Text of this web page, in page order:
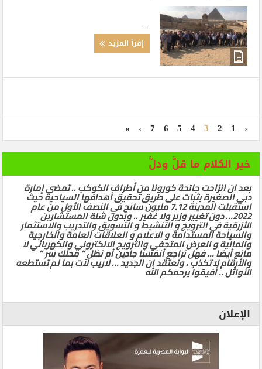
إقرأ المزيد
‹
1
2
3
4
5
6
7
›
»
خير الكلام ما قلَّ ودلَّ
بعد ان انزاحت جائحة كورونا من أطراف الكوكب .. تمضي إمارة
دبي الصغيرة بثبات على طريق تحقيق أهدافها السياحية حيث
استقبلت المدينة 7.12 مليون سائح في النصف الأول من عام
2022… دون تغيير وزير ولا غفير .. وبدون شلة المستشارين
الأزرقية في الترويج و التنشيط و التسويق والتدريب والاستثمار
والسياحة المستدامة و الاعلام و العلاقات العامة والخارجية
والمالية و العرض المتحفي والترويج الالكتروني والكهربائي لا
مانع أيضا … فهل نراجع أنفسنا جادين أم نظل ” محلك سر ”
والأرقام لا تكذب ، ونعتقد ان الجديد … لاريب لآت بما لم تستطعه
الأوائل .. أفيقوا يرحمكم الله
الإعلان